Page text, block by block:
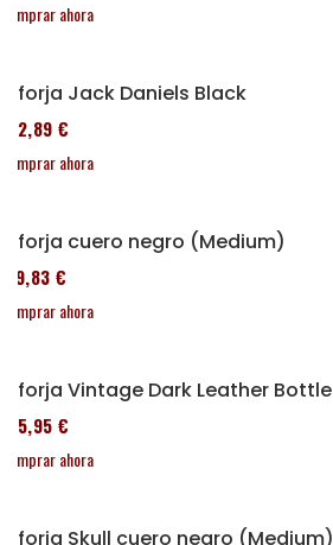
Comprar ahora
Alforja Jack Daniels Black
152,89 €
Comprar ahora
Alforja cuero negro (Medium)
119,83 €
Comprar ahora
Alforja Vintage Dark Leather Bottle
185,95 €
Comprar ahora
Alforja Skull cuero negro (Medium)